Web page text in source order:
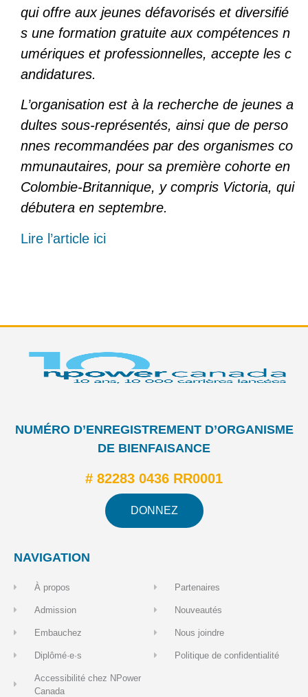
qui offre aux jeunes défavorisés et diversifié
s une formation gratuite aux compétences n
umériques et professionnelles, accepte les c
andidatures.
L’organisation est à la recherche de jeunes a
dultes sous-représentés, ainsi que de perso
nnes recommandées par des organismes co
mmunautaires, pour sa première cohorte en
Colombie-Britannique, y compris Victoria, qui
débutera en septembre.
Lire l’article ici
NUMÉRO D’ENREGISTREMENT D’ORGANISME
DE BIENFAISANCE
# 82283 0436 RR0001
DONNEZ
NAVIGATION
À propos
Admission
Embauchez
Diplômé·e·s
Accessibilité chez NPower
Canada
Partenaires
Nouveautés
Nous joindre
Politique de confidentialité